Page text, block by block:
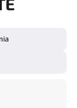
hviezdičiek.